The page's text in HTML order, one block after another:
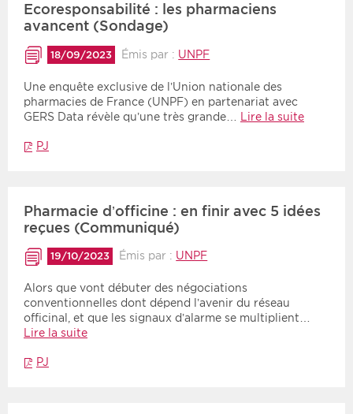
Ecoresponsabilité : les pharmaciens
avancent (Sondage)
18/09/2023 Émis par : UNPF
Une enquête exclusive de l’Union nationale des
pharmacies de France (UNPF) en partenariat avec
GERS Data révèle qu’une très grande…
Lire la suite
PJ
Pharmacie d’officine : en finir avec 5 idées
reçues (Communiqué)
19/10/2023 Émis par : UNPF
Alors que vont débuter des négociations
conventionnelles dont dépend l’avenir du réseau
officinal, et que les signaux d’alarme se multiplient…
Lire la suite
PJ